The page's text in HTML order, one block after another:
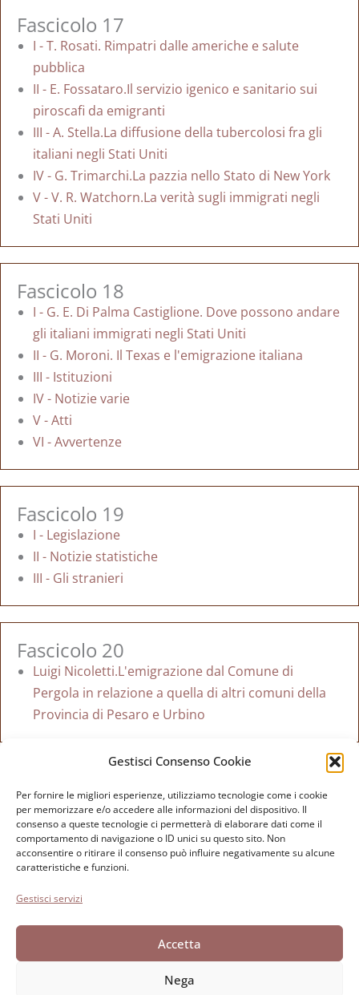
Gestisci Consenso Cookie
Per fornire le migliori esperienze, utilizziamo tecnologie come i cookie
per memorizzare e/o accedere alle informazioni del dispositivo. Il
consenso a queste tecnologie ci permetterà di elaborare dati come il
comportamento di navigazione o ID unici su questo sito. Non
acconsentire o ritirare il consenso può influire negativamente su alcune
caratteristiche e funzioni.
Gestisci servizi
Accetta
Nega
Fascicolo 17
I - T. Rosati. Rimpatri dalle americhe e salute
pubblica
II - E. Fossataro.Il servizio igenico e sanitario sui
piroscafi da emigranti
III - A. Stella.La diffusione della tubercolosi fra gli
italiani negli Stati Uniti
IV - G. Trimarchi.La pazzia nello Stato di New York
V - V. R. Watchorn.La verità sugli immigrati negli
Stati Uniti
Fascicolo 18
I - G. E. Di Palma Castiglione. Dove possono andare
gli italiani immigrati negli Stati Uniti
II - G. Moroni. Il Texas e l'emigrazione italiana
III - Istituzioni
IV - Notizie varie
V - Atti
VI - Avvertenze
Fascicolo 19
I - Legislazione
II - Notizie statistiche
III - Gli stranieri
Fascicolo 20
Luigi Nicoletti.L'emigrazione dal Comune di
Pergola in relazione a quella di altri comuni della
Provincia di Pesaro e Urbino
Torna all'indice dei bollettini
Fondazione Paolo Cresciper la storia dell’emigrazione
italiana
Cortile Carrara, 1 - 55100 Lucca
Tel 0583 417483/4; Fax 0583 417770
Accessibilità
Cookie Policy
Dichiarazione sulla Privacy